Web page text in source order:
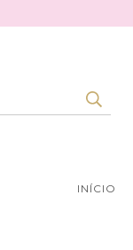
INÍCIO